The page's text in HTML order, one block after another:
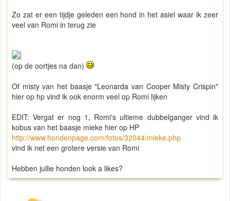
Zo zat er een tijdje geleden een hond in het asiel waar ik zeer
veel van Romi in terug zie
(op de oortjes na dan)
Of misty van het baasje "Leonarda van Cooper Misty Crispin"
hier op hp vind ik ook enorm veel op Romi lijken
EDIT: Vergat er nog 1, Romi's ultieme dubbelganger vind ik
kobus van het baasje mieke hier op HP
http://www.hondenpage.com/fotos/32044/mieke.php
vind ik net een grotere versie van Romi
Hebben jullie honden look a likes?